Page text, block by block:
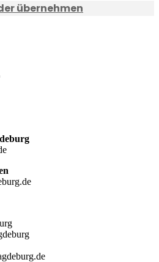
übernehmen